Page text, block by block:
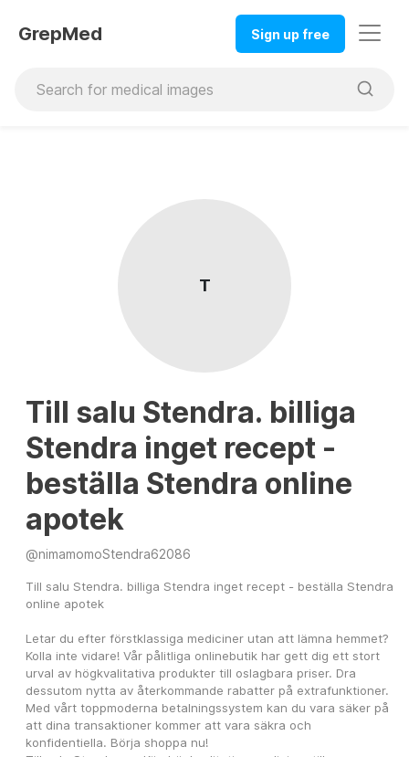
GrepMed Sign up free
T
Till salu Stendra. billiga
Stendra inget recept -
beställa Stendra online
apotek
@nimamomoStendra62086
Till salu Stendra. billiga Stendra inget recept - beställa Stendra
online apotek
Letar du efter förstklassiga mediciner utan att lämna hemmet?
Kolla inte vidare! Vår pålitliga onlinebutik har gett dig ett stort
urval av högkvalitativa produkter till oslagbara priser. Dra
dessutom nytta av återkommande rabatter på extrafunktioner.
Med vårt toppmoderna betalningssystem kan du vara säker på
att dina transaktioner kommer att vara säkra och
konfidentiella. Börja shoppa nu!